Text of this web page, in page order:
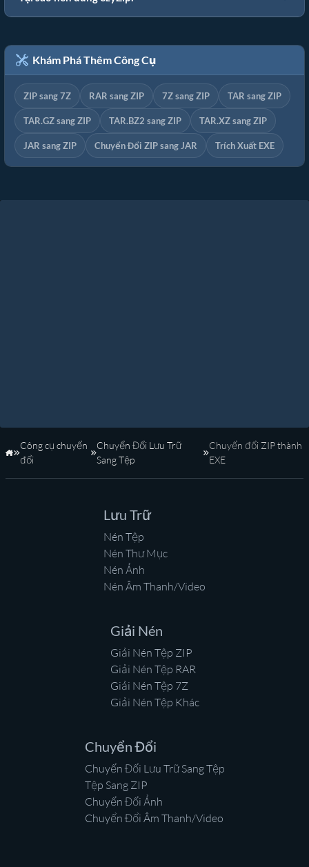
Khám Phá Thêm Công Cụ
ZIP sang 7Z RAR sang ZIP 7Z sang ZIP TAR sang ZIP
TAR.GZ sang ZIP TAR.BZ2 sang ZIP TAR.XZ sang ZIP
JAR sang ZIP Chuyển Đổi ZIP sang JAR Trích Xuất EXE
Trang Chủ
Công cụ chuyển
đổi
Chuyển Đổi Lưu Trữ
Sang Tệp
Chuyển đổi ZIP thành
EXE
Lưu Trữ
Nén Tệp
Nén Thư Mục
Nén Ảnh
Nén Âm Thanh/Video
Giải Nén
Giải Nén Tệp ZIP
Giải Nén Tệp RAR
Giải Nén Tệp 7Z
Giải Nén Tệp Khác
Chuyển Đổi
Chuyển Đổi Lưu Trữ Sang Tệp
Tệp Sang ZIP
Chuyển Đổi Ảnh
Chuyển Đổi Âm Thanh/Video